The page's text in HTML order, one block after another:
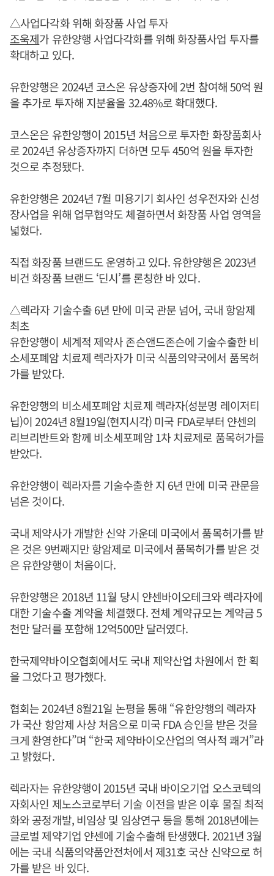
△사업다각화 위해 화장품 사업 투자
조욱제가 유한양행 사업다각화를 위해 화장품사업 투자를
확대하고 있다.
유한양행은 2024년 코스온 유상증자에 2번 참여해 50억 원
을 추가로 투자해 지분율을 32.48%로 확대했다.
코스온은 유한양행이 2015년 처음으로 투자한 화장품회사
로 2024년 유상증자까지 더하면 모두 450억 원을 투자한
것으로 추정됐다.
유한양행은 2024년 7월 미용기기 회사인 성우전자와 신성
장사업을 위해 업무협약도 체결하면서 화장품 사업 영역을
넓혔다.
직접 화장품 브랜드도 운영하고 있다. 유한양행은 2023년
비건 화장품 브랜드 ‘딘시’를 론칭한 바 있다.
△렉라자 기술수출 6년 만에 미국 관문 넘어, 국내 항암제
최초
유한양행이 세계적 제약사 존슨앤드존슨에 기술수출한 비
소세포폐암 치료제 렉라자가 미국 식품의약국에서 품목허
가를 받았다.
유한양행의 비소세포폐암 치료제 렉라자(성분명 레이저티
닙)이 2024년 8월19일(현지시각) 미국 FDA로부터 얀센의
리브리반트와 함께 비소세포폐암 1차 치료제로 품목허가를
받았다.
유한양행이 렉라자를 기술수출한 지 6년 만에 미국 관문을
넘은 것이다.
국내 제약사가 개발한 신약 가운데 미국에서 품목허가를 받
은 것은 9번째지만 항암제로 미국에서 품목허가를 받은 것
은 유한양행이 처음이다.
유한양행은 2018년 11월 당시 얀센바이오테크와 렉라자에
대한 기술수출 계약을 체결했다. 전체 계약규모는 계약금 5
천만 달러를 포함해 12억500만 달러였다.
한국제약바이오협회에서도 국내 제약산업 차원에서 한 획
을 그었다고 평가했다.
협회는 2024년 8월21일 논평을 통해 “유한양행의 렉라자
가 국산 항암제 사상 처음으로 미국 FDA 승인을 받은 것을
크게 환영한다”며 “한국 제약바이오산업의 역사적 쾌거”라
고 밝혔다.
렉라자는 유한양행이 2015년 국내 바이오기업 오스코텍의
자회사인 제노스코로부터 기술 이전을 받은 이후 물질 최적
화와 공정개발, 비임상 및 임상연구 등을 통해 2018년에는
글로벌 제약기업 얀센에 기술수출해 탄생했다. 2021년 3월
에는 국내 식품의약품안전처에서 제31호 국산 신약으로 허
가를 받은 바 있다.